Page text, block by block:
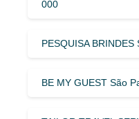
000
PESQUISA
BE MY GUEST São